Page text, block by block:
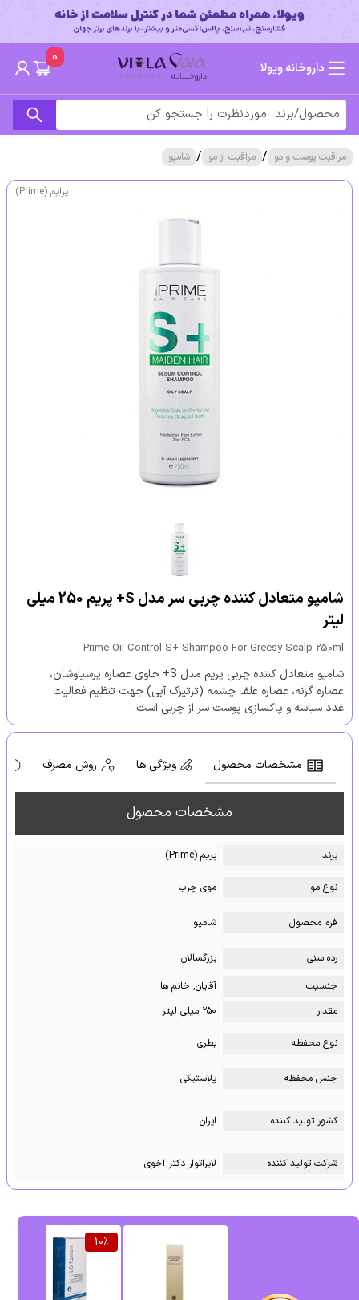
داروخانه ویولا
0
مراقبت پوست و مو / مراقبت از مو / شامپو
پرایم (Prime)
شامپو متعادل کننده چربی سر مدل S+ پریم 250 میلی
لیتر
Prime Oil Control S+ Shampoo For Greesy Scalp 250ml
شامپو متعادل کننده چربی پریم مدل S+ حاوی عصاره پرسیاوشان،
عصاره گزنه، عصاره علف چشمه (ترتیزک آبی) جهت تنظیم فعالیت
غدد سباسه و پاکسازی پوست سر از چربی است.
مشخصات محصول ویژگی ها روش مصرف
مشخصات محصول
برند پریم (Prime)
نوع مو موی چرب
فرم محصول شامپو
رده سنی
بزرگسالان
جنسیت
آقایان, خانم ها
مقدار
۲۵۰ میلی لیتر
نوع محفظه بطری
جنس محفظه پلاستیکی
کشور تولید کننده ایران
شرکت تولید کننده لابراتوار دکتر اخوی
10%